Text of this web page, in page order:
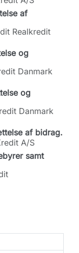
af
Realkredit
og
Danmark
og
Danmark
af bidrag.
A/S
samt